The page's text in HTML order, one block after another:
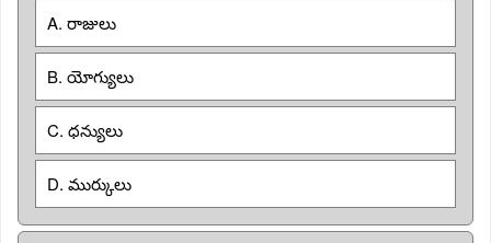
A. రాజులు
B. యోగ్యులు
C. ధన్యులు
D. ముర్కులు